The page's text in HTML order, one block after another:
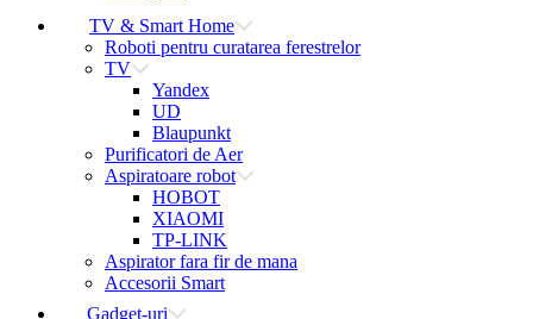
TV & Smart Home
Roboti pentru curatarea ferestrelor
TV
Yandex
UD
Blaupunkt
Purificatori de Aer
Aspiratoare robot
HOBOT
XIAOMI
TP-LINK
Aspirator fara fir de mana
Accesorii Smart
Gadget-uri